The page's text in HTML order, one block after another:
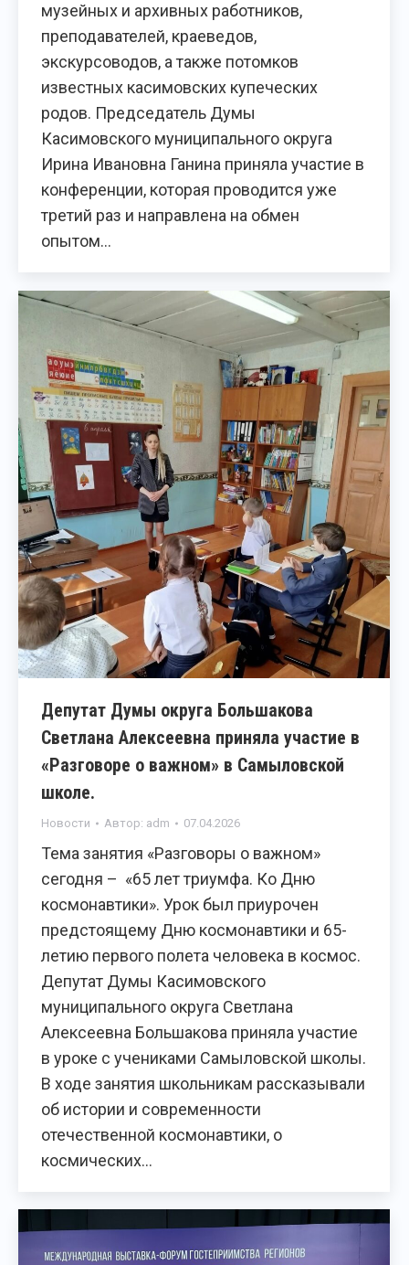
музейных и архивных работников,
преподавателей, краеведов,
экскурсоводов, а также потомков
известных касимовских купеческих
родов. Председатель Думы
Касимовского муниципального округа
Ирина Ивановна Ганина приняла участие в
конференции, которая проводится уже
третий раз и направлена на обмен
опытом…
Депутат Думы округа Большакова
Светлана Алексеевна приняла участие в
«Разговоре о важном» в Самыловской
школе.
Новости Автор: adm 07.04.2026
Тема занятия «Разговоры о важном»
сегодня – «65 лет триумфа. Ко Дню
космонавтики». Урок был приурочен
предстоящему Дню космонавтики и 65-
летию первого полета человека в космос.
Депутат Думы Касимовского
муниципального округа Светлана
Алексеевна Большакова приняла участие
в уроке с учениками Самыловской школы.
В ходе занятия школьникам рассказывали
об истории и современности
отечественной космонавтики, о
космических…